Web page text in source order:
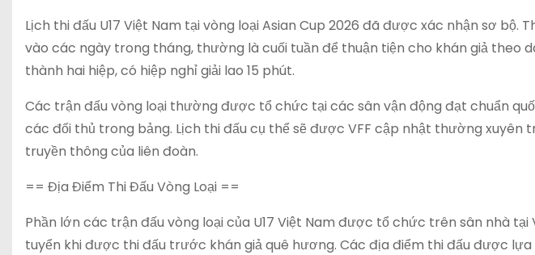
Lịch thi đấu U17 Việt Nam tại vòng loại Asian Cup 2026 đã được xác nhận sơ bộ.
vào các ngày trong tháng, thường là cuối tuần để thuận tiện cho khán giả theo
thành hai hiệp, có hiệp nghỉ giải lao 15 phút.
Các trận đấu vòng loại thường được tổ chức tại các sân vận động đạt chuẩn
các đối thủ trong bảng. Lịch thi đấu cụ thể sẽ được VFF cập nhật thường
truyền thông của liên đoàn.
== Địa Điểm Thi Đấu Vòng Loại ==
Phần lớn các trận đấu vòng loại của U17 Việt Nam được tổ chức trên sân nhà
tuyển khi được thi đấu trước khán giả quê hương. Các địa điểm thi đấu được